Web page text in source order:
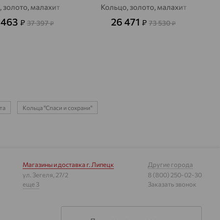
золото, малахит
₽ 37 397₽
Кольцо, золото, малахит
26 471 ₽ 73 530₽
Кольца "Спаси и сохрани"
Магазины и доставка г. Липецк
ул. Зегеля, 27/2
еще 3
Другие города
8 (800) 250-02-30
Заказать звонок